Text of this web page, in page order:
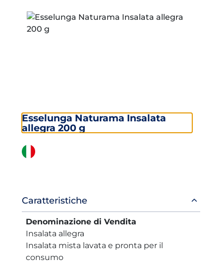
Esselunga Naturama Insalata
allegra 200 g
Informazioni
prodotto
Caratteristiche
Denominazione di Vendita
Insalata allegra
Insalata mista lavata e pronta per il
consumo